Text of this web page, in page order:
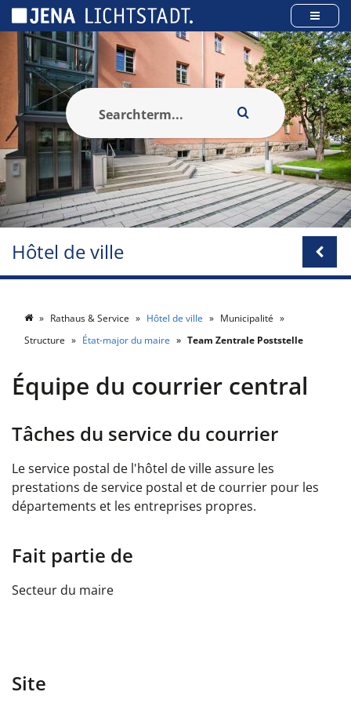
Hôtel de ville
Rathaus & Service Hôtel de ville
Municipalité
Structure
État-major du maire Team Zentrale Poststelle
Équipe du courrier central
Tâches du service du courrier
Le service postal de l'hôtel de ville assure les
prestations de service postal et de courrier pour les
départements et les entreprises propres.
Fait partie de
Secteur du maire
Site
Panneau de gestion des cookies